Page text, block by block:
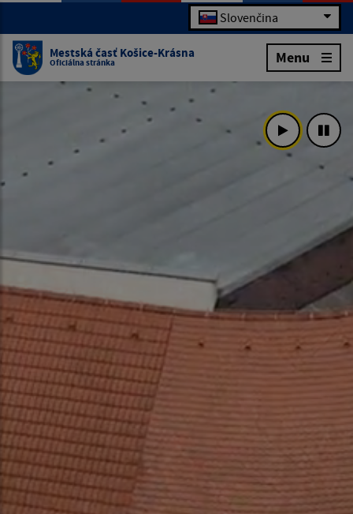
Slovenčina
Mestská časť Košice-Krásna
Oficiálna stránka Menu